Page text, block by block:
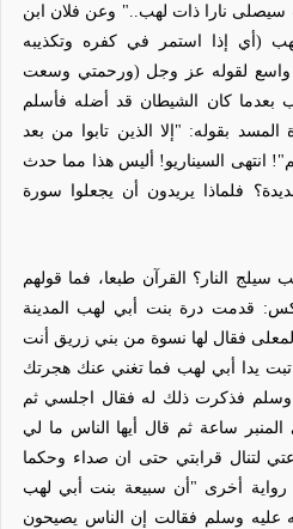
نارا ذات لهب.." وعن فلان ابن
(أي إذا استمر في كفره وتكذيبه
واسع لقوله عز وجل (ورحمتي وسعت
كان الشيطان قد أضله فأسلم
المسد بقوله: "إلا الذين تابوا من بعد
انتهى السيناريو! أليس هذا مما حدث
فلماذا يريدون أن يجعلوا سورة
النار؟ القرآن طبعا، فما قولهم
قدمت درة بنت أبي لهب المدينة
فقال لها نسوة من بني زريق أنت
تبت يدا أبي لهب فما تغني عنك هجرتك
وسلم فذكرت ذلك له فقال اجلسي ثم
ساعة ثم قال أيها الناس ما لي
لتنال قرابتي حتى ان صداء وحكما
رواية أخرى "أن سبيعة بنت أبي لهب
عليه وسلم فقالت إن الناس يصيحون